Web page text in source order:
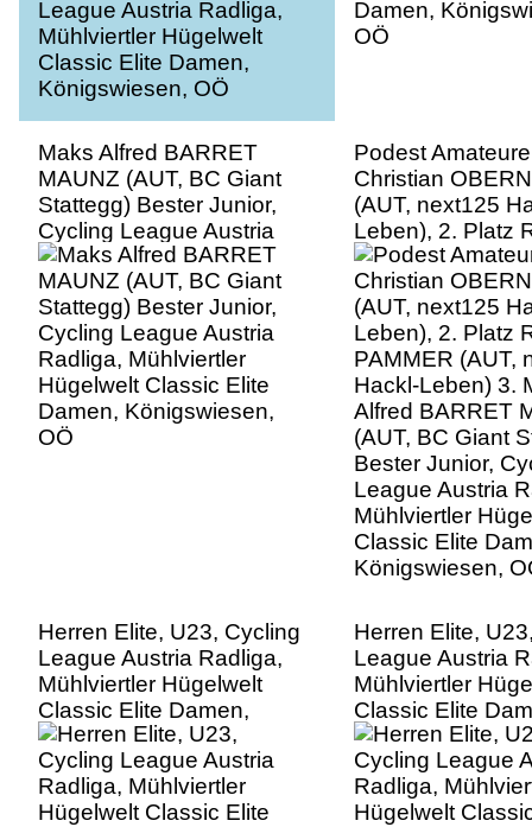
Maks Alfred BARRET
MAUNZ (AUT, BC Giant
Stattegg) Bester Junior,
Cycling League Austria
Radliga, Mühlviertler
Hügelwelt Classic Elite
Damen, Königswiesen,
OÖ
Podest
Christian
(AUT, next125
Leben), 2. Platz
PAMMER (AUT,
Hackl-Leben) 3.
Alfred BARRET
(AUT, BC Giant
Bester Junior,
League Austria
Mühlviertler
Classic Elite
Königswiesen,
Herren Elite, U23, Cycling
League Austria Radliga,
Mühlviertler Hügelwelt
Classic Elite Damen,
Königswiesen, OÖ
Herren Elite,
League Austria
Mühlviertler
Classic Elite
Königswiesen,